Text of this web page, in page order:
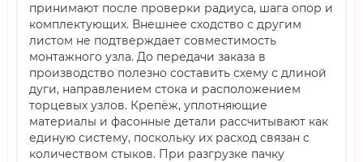
принимают после проверки радиуса, шага опор и
комплектующих. Внешнее сходство с другим
листом не подтверждает совместимость
монтажного узла. До передачи заказа в
производство полезно составить схему с длиной
дуги, направлением стока и расположением
торцевых узлов. Крепёж, уплотняющие
материалы и фасонные детали рассчитывают как
единую систему, поскольку их расход связан с
количеством стыков. При разгрузке пачку